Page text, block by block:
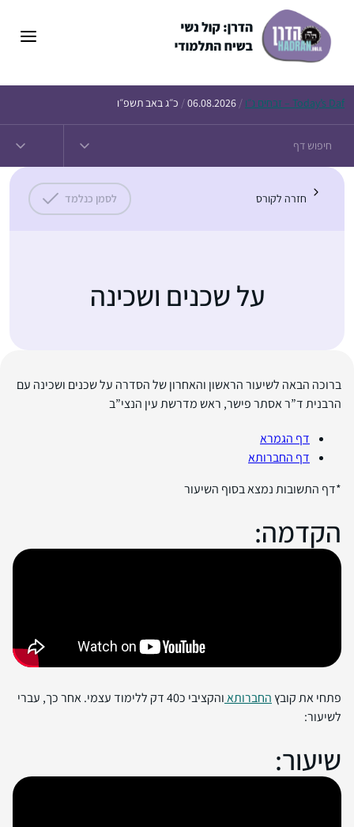
Today’s Daf – זבחים נ״ו /
06.08.2026
/ כ״ג באב תשפ״ו
חזרה לקורס לסמן כנלמד
על שכנים ושכינה
ברוכה הבאה לשיעור הראשון והאחרון של הסדרה על שכנים ושכינה עם
הרבנית ד”ר אסתר פישר, ראש מדרשת עין הנצי”ב
דף הגמרא
דף החברותא
*דף התשובות נמצא בסוף השיעור
הקדמה:
פתחי את קובץהחברותא
והקציבי כ40 דק ללימוד עצמי. אחר כך, עברי
לשיעור:
שיעור: